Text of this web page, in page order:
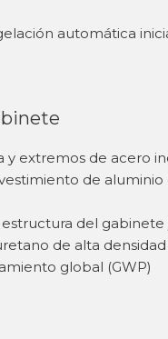
automática
y extremos de acero
de
del
de alta
global (GWP)